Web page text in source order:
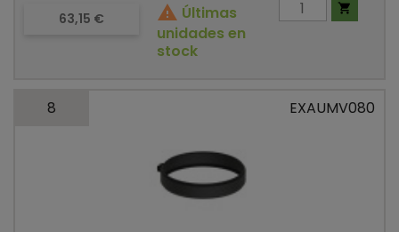
Precio
63,15 €  Últimas
unidades en
stock

8 EXAUMV080